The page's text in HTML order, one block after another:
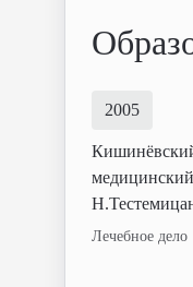
2005
Лечебное дело